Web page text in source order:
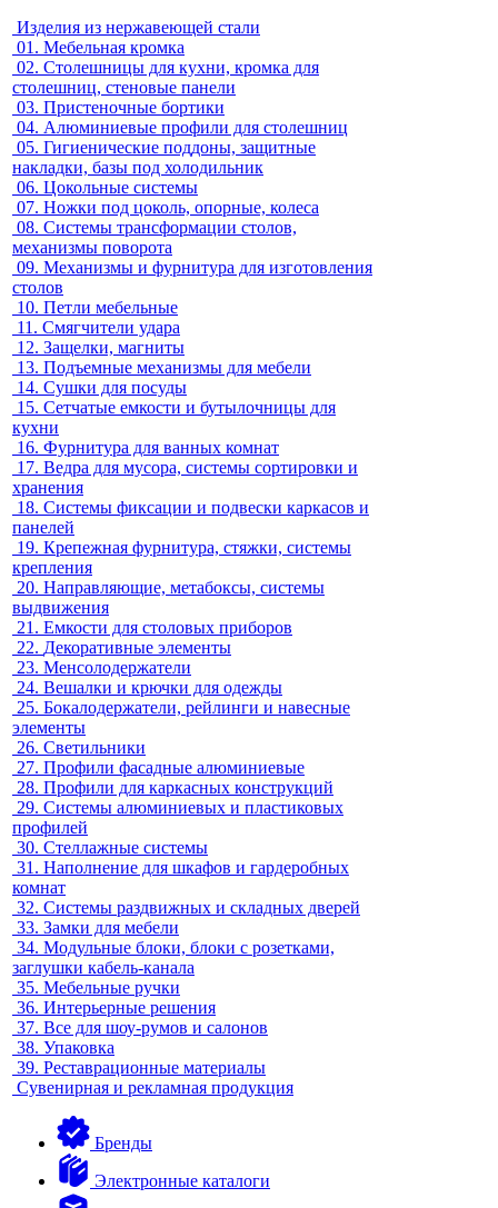
Изделия из нержавеющей стали
01. Мебельная кромка
02. Столешницы для кухни, кромка для
столешниц, стеновые панели
03. Пристеночные бортики
04. Алюминиевые профили для столешниц
05. Гигиенические поддоны, защитные
накладки, базы под холодильник
06. Цокольные системы
07. Ножки под цоколь, опорные, колеса
08. Системы трансформации столов,
механизмы поворота
09. Механизмы и фурнитура для изготовления
столов
10. Петли мебельные
11. Смягчители удара
12. Защелки, магниты
13. Подъемные механизмы для мебели
14. Сушки для посуды
15. Сетчатые емкости и бутылочницы для
кухни
16. Фурнитура для ванных комнат
17. Ведра для мусора, системы сортировки и
хранения
18. Системы фиксации и подвески каркасов и
панелей
19. Крепежная фурнитура, стяжки, системы
крепления
20. Направляющие, метабоксы, системы
выдвижения
21. Емкости для столовых приборов
22. Декоративные элементы
23. Менсолодержатели
24. Вешалки и крючки для одежды
25. Бокалодержатели, рейлинги и навесные
элементы
26. Светильники
27. Профили фасадные алюминиевые
28. Профили для каркасных конструкций
29. Системы алюминиевых и пластиковых
профилей
30. Стеллажные системы
31. Наполнение для шкафов и гардеробных
комнат
32. Системы раздвижных и складных дверей
33. Замки для мебели
34. Модульные блоки, блоки с розетками,
заглушки кабель-канала
35. Мебельные ручки
36. Интерьерные решения
37. Все для шоу-румов и салонов
38. Упаковка
39. Реставрационные материалы
Сувенирная и рекламная продукция
Бренды
Электронные каталоги